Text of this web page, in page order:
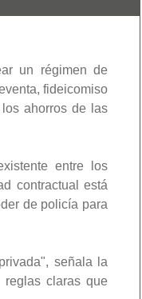
un régimen de
fideicomiso
ahorros de las
entre los
contractual está
de policía para
señala la
reglas claras que